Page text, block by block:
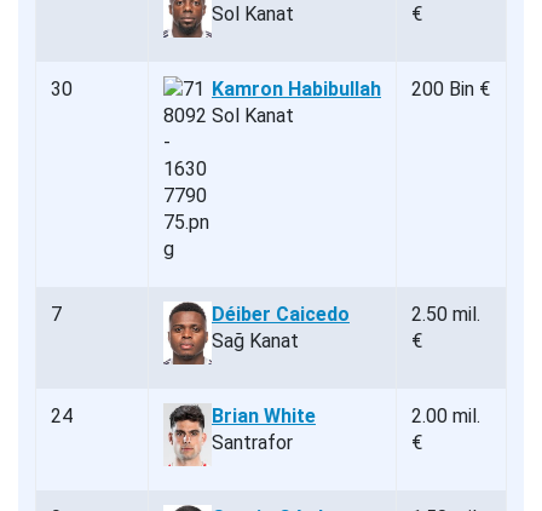
Sol Kanat
€
30
Kamron Habibullah
Sol Kanat
200 Bin €
7
Déiber Caicedo
Sağ Kanat
2.50 mil.
€
24
Brian White
Santrafor
2.00 mil.
€